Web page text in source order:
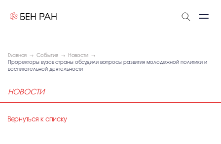
Главная События
Новости
Проректоры вузов страны обсудили вопросы развития молодежной политики и
воспитательной деятельности
НОВОСТИ
Вернуться к списку